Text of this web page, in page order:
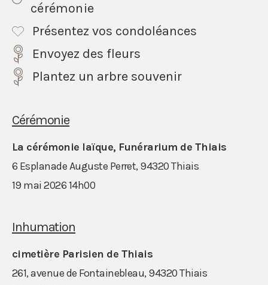
cérémonie
Présentez vos condoléances
Envoyez des fleurs
Plantez un arbre souvenir
Cérémonie
La cérémonie laïque, Funérarium de Thiais
6 Esplanade Auguste Perret, 94320 Thiais
19 mai 2026 14h00
Inhumation
cimetière Parisien de Thiais
261, avenue de Fontainebleau, 94320 Thiais